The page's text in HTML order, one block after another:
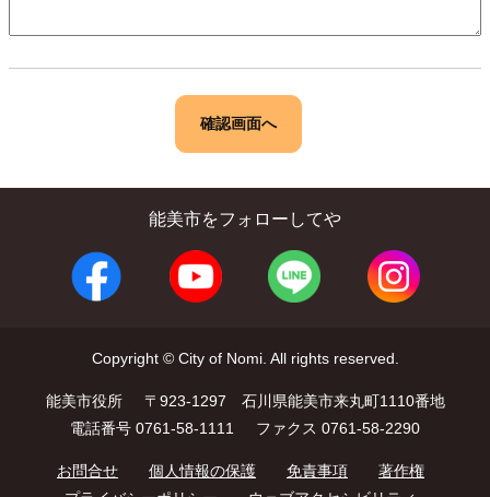
能美市をフォローしてや
Copyright © City of Nomi. All rights reserved.
能美市役所
〒923-1297 石川県能美市来丸町1110番地
電話番号 0761-58-1111
ファクス 0761-58-2290
お問合せ 個人情報の保護 免責事項
著作権